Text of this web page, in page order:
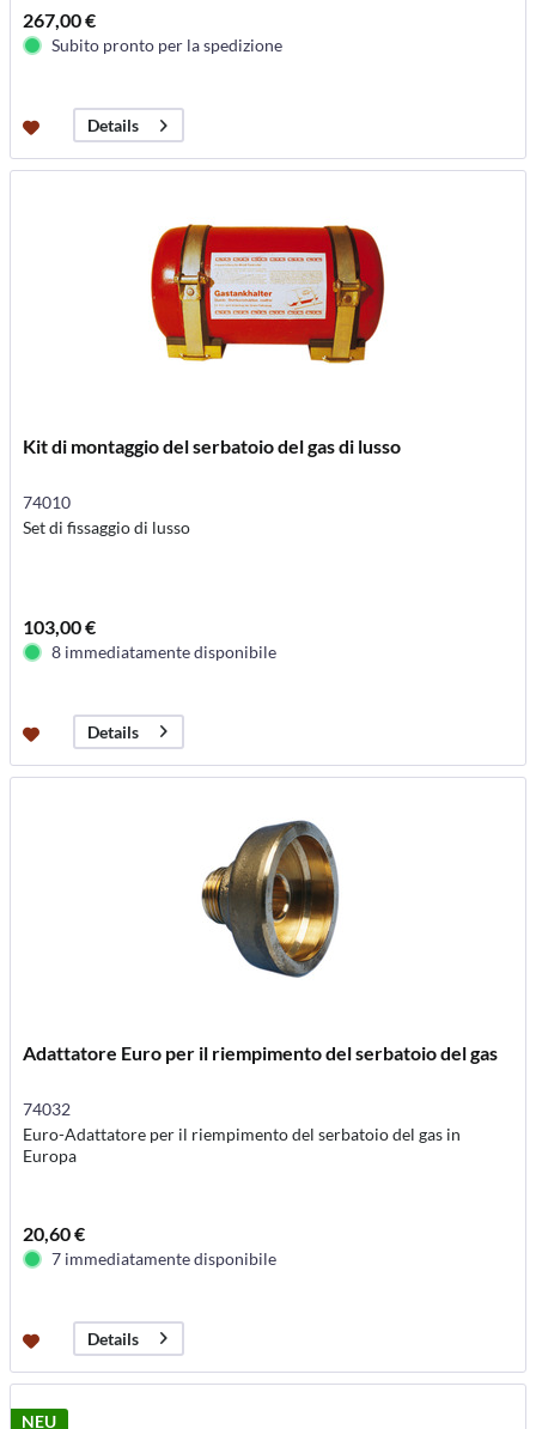
267,00 €
Subito pronto per la spedizione
Details
Kit di montaggio del serbatoio del gas di lusso
74010
Set di fissaggio di lusso
103,00 €
8 immediatamente disponibile
Details
Adattatore Euro per il riempimento del serbatoio del gas
74032
Euro-Adattatore per il riempimento del serbatoio del gas in
Europa
20,60 €
7 immediatamente disponibile
Details
NEU